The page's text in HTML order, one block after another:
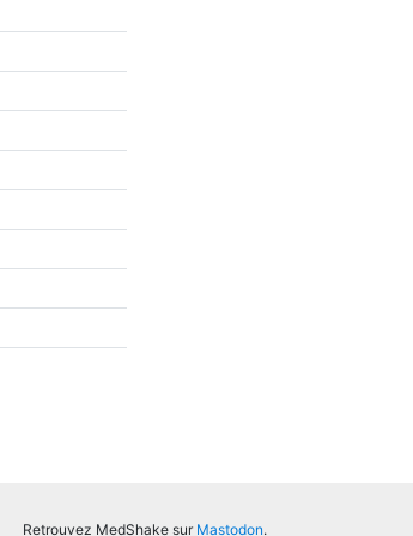
Retrouvez MedShake sur Mastodon.